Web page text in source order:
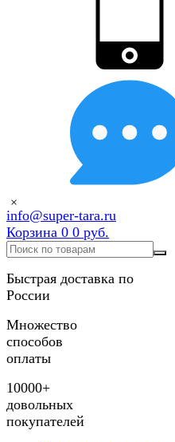
×
info@super-tara.ru
Корзина 0 0 руб.
Быстрая доставка по
России
Множество
способов
оплаты
10000+
довольных
покупателей